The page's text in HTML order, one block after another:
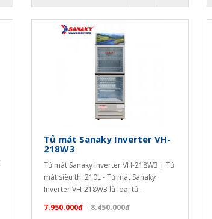
Tủ mát Sanaky Inverter VH-
218W3
Tủ mát Sanaky Inverter VH-218W3 | Tủ
mát siêu thị 210L - Tủ mát Sanaky
Inverter VH-218W3 là loại tủ..
7.950.000đ
8.450.000đ